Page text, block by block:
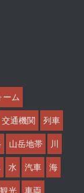
ーム
交通機関 列車
山岳地帯 川
水 汽車 海
観光 車両